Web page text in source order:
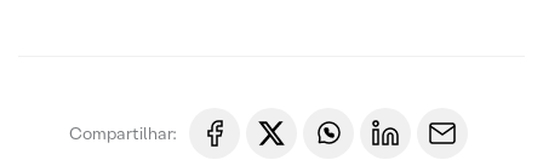
Compartilhar: